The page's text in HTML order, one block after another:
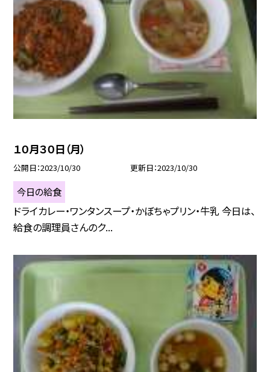
１０月３０日（月）
公開日 2023/10/30 更新日 2023/10/30
今日の給食
ドライカレー・ワンタンスープ・かぼちゃプリン・牛乳 今日は、
給食の調理員さんのク...